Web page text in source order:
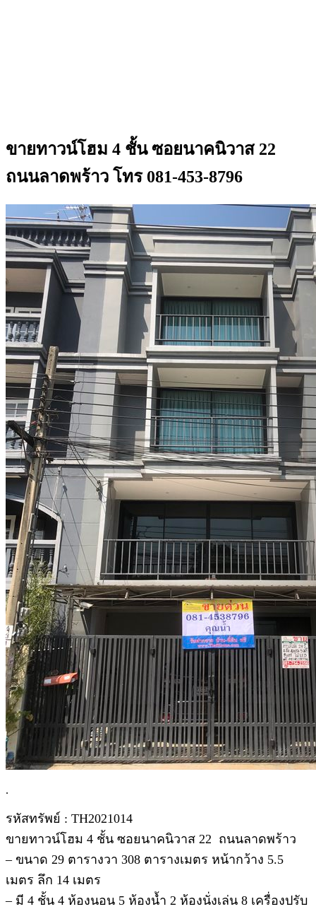
ขายทาวน์โฮม 4 ชั้น ซอยนาคนิวาส 22
ถนนลาดพร้าว โทร 081-453-8796
.
รหัสทรัพย์ : TH2021014
ขายทาวน์โฮม 4 ชั้น ซอยนาคนิวาส 22 ถนนลาดพร้าว
– ขนาด 29 ตารางวา 308 ตารางเมตร หน้ากว้าง 5.5
เมตร ลึก 14 เมตร
– มี 4 ชั้น 4 ห้องนอน 5 ห้องน้ำ 2 ห้องนั่งเล่น 8 เครื่องปรับ